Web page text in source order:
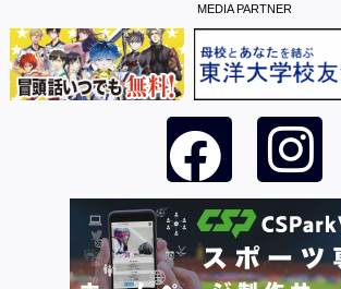
MEDIA PARTNER